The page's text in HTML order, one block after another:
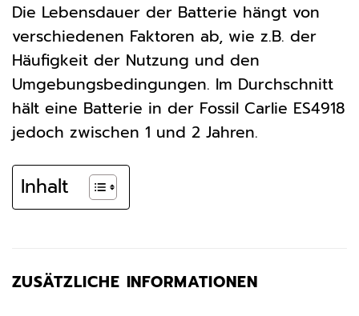
Die Lebensdauer der Batterie hängt von
verschiedenen Faktoren ab, wie z.B. der
Häufigkeit der Nutzung und den
Umgebungsbedingungen. Im Durchschnitt
hält eine Batterie in der Fossil Carlie ES4918
jedoch zwischen 1 und 2 Jahren.
Inhalt
ZUSÄTZLICHE INFORMATIONEN